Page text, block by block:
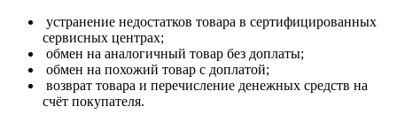
устранение недостатков товара в сертифицированных
сервисных центрах;
обмен на аналогичный товар без доплаты;
обмен на похожий товар с доплатой;
возврат товара и перечисление денежных средств на
счёт покупателя.